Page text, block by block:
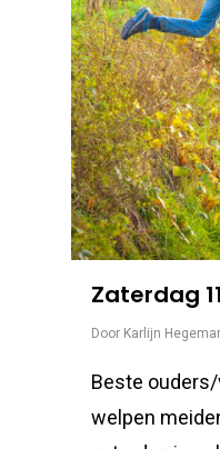
Zaterdag
Door Karlijn
Beste
welpen